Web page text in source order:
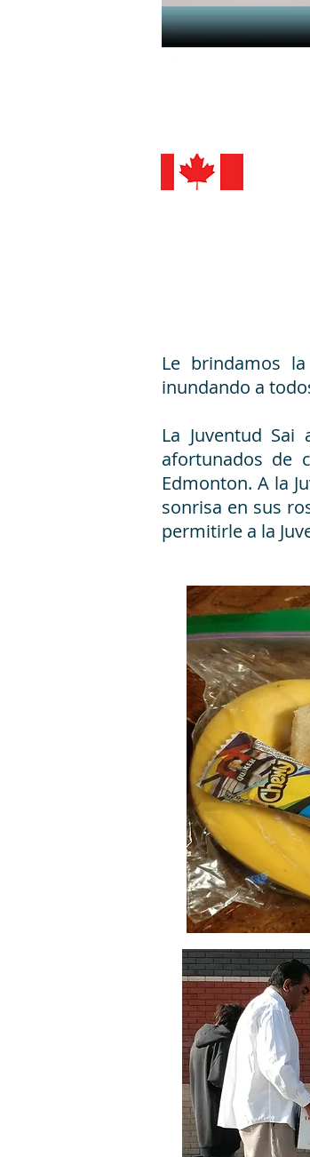
Le brindamos
inundando a
La Juventud Sai
afortunados de
Edmonton. A la
sonrisa en sus
permitirle a la